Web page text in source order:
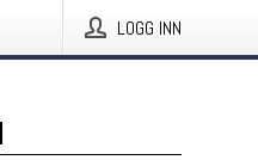
LOGG INN